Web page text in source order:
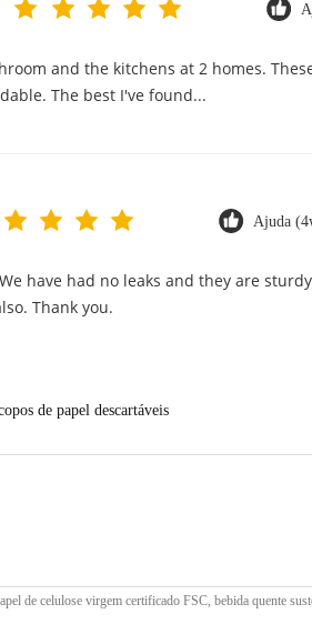
and the kitchens at 2 homes.
The best I've found...
Ajuda
have had no leaks and they are
Thank you.
de papel descartáveis